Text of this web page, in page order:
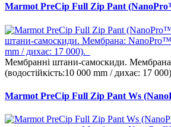
Marmot PreCip Full Zip Pant
Мембранні штани-самоскиди.
(водостійкість:10 000 mm / дихає: 17
Marmot PreCip Full Zip Pant Ws